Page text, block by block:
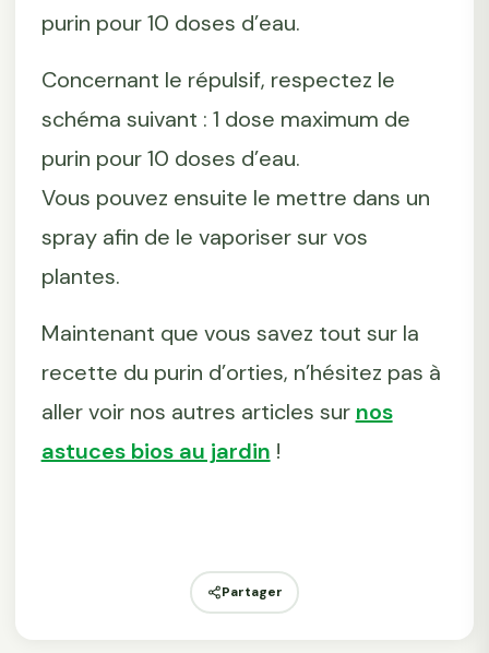
purin pour 10 doses d’eau.
Concernant le répulsif, respectez le
schéma suivant : 1 dose maximum de
purin pour 10 doses d’eau.
Vous pouvez ensuite le mettre dans un
spray afin de le vaporiser sur vos
plantes.
Maintenant que vous savez tout sur la
recette du purin d’orties, n’hésitez pas à
aller voir nos autres articles sur nos
astuces bios au jardin !
Partager